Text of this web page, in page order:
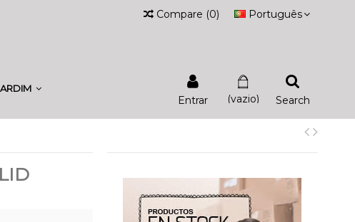
Português
Compare (0)
Search
(vazio)
Entrar